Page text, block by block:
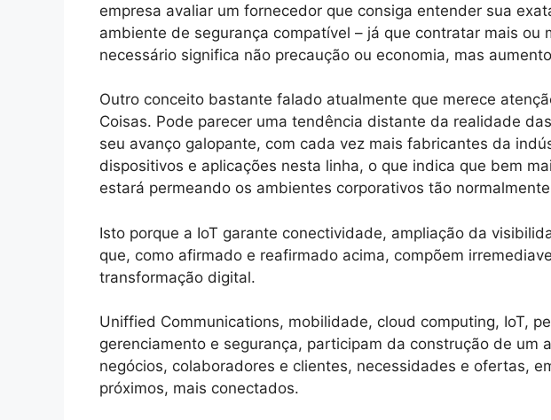
empresa avaliar um fornecedor que consiga entender sua
ambiente de segurança compatível – já que contratar mais ou
necessário significa não precaução ou economia, mas
Outro conceito bastante falado atualmente que merece
Coisas. Pode parecer uma tendência distante da realidade
seu avanço galopante, com cada vez mais fabricantes da
dispositivos e aplicações nesta linha, o que indica que bem
estará permeando os ambientes corporativos tão
Isto porque a IoT garante conectividade, ampliação da
que, como afirmado e reafirmado acima, compõem
transformação digital.
Uniffied Communications, mobilidade, cloud computing, IoT,
gerenciamento e segurança, participam da construção de um
negócios, colaboradores e clientes, necessidades e ofertas,
próximos, mais conectados.